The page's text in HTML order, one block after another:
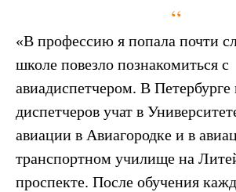
“
«В профессию я попала почти
школе повезло познакомиться с
авиадиспетчером. В Петербурге
диспетчеров учат в
авиации в Авиагородке и в
транспортном училище на
проспекте. После обучения